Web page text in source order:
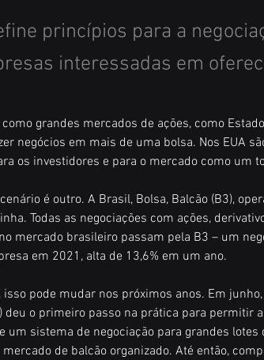
princípios para a
interessadas em
grandes mercados de ações, como
negócios em mais de uma bolsa. Nos EUA
os investidores e para o mercado como um
é outro. A Brasil, Bolsa, Balcão (B3),
Todas as negociações com ações,
mercado brasileiro passam pela B3 – um
em 2021, alta de 13,6% em um ano.
isso pode mudar nos próximos anos. Em junho,
deu o primeiro passo na prática para permitir
um sistema de negociação para grandes
mercado de balcão organizado. Até então,